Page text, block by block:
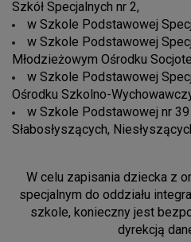
Szkół Specjalnych nr 2,
w Szkole Podstawowej
w Szkole Podstawowej
Młodzieżowym Ośrodku
w Szkole Podstawowej
Ośrodku Szkolno-
w Szkole Podstawowej nr
Słabosłyszących,
W celu zapisania dziecka z
specjalnym do oddziału
szkole, konieczny jest
dyrekcją